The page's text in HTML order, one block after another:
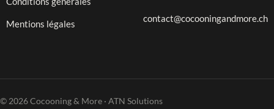
Mentions légales contact@cocooningandmore.ch
© 2026 Cocooning & More · ATN Solutions